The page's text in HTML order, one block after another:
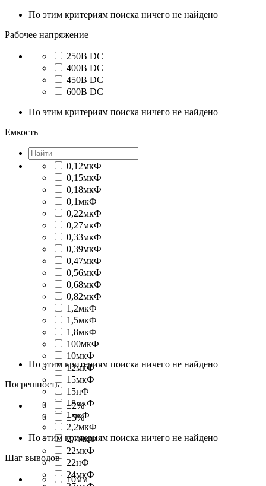
По этим критериям поиска ничего не найдено
Рабочее напряжение
250В DC
400В DC
450В DC
600В DC
По этим критериям поиска ничего не найдено
Емкость
0,12мкФ
0,15мкФ
0,18мкФ
0,1мкФ
0,22мкФ
0,27мкФ
0,33мкФ
0,39мкФ
0,47мкФ
0,56мкФ
0,68мкФ
0,82мкФ
1,2мкФ
1,5мкФ
1,8мкФ
100мкФ
10мкФ
12мкФ
15мкФ
15нФ
18мкФ
1мкФ
2,2мкФ
2,7мкФ
22мкФ
22нФ
24мкФ
По этим критериям поиска ничего не найдено
Погрешность
±2%
±5%
По этим критериям поиска ничего не найдено
Шаг выводов
10мм